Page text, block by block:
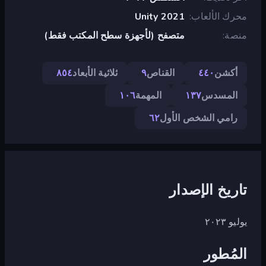
محرك الألعاب Unity 2021
منصة
متصفح (لأجهزة سطح المكتب فقط)
أكشن٤٤٠ القناص٩ ثلاثية الأبعاد٨٥٤
المسدس١٣٧ المهمة١٠٦
رامي الشخص الأول٦٢
تاريخ الإصدار
يوليو ٢٠٢٣
المُطور